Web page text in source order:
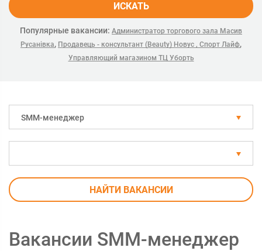
ИСКАТЬ
Популярные вакансии: Администратор торгового зала Масив
Русанівка, Продавець - консультант (Beauty) Новус , Спорт Лайф,
Управляющий магазином ТЦ Уборть
SMM-менеджер
НАЙТИ ВАКАНСИИ
Вакансии SMM-менеджер